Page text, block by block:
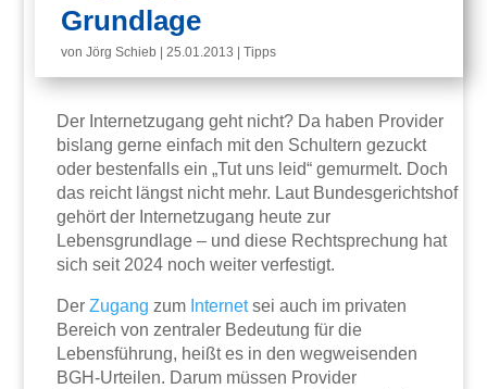
Grundlage
vonJörg Schieb |25.01.2013 |Tipps
Der Internetzugang geht nicht? Da haben Provider
bislang gerne einfach mit den Schultern gezuckt
oder bestenfalls ein „Tut uns leid“ gemurmelt. Doch
das reicht längst nicht mehr. Laut Bundesgerichtshof
gehört der Internetzugang heute zur
Lebensgrundlage – und diese Rechtsprechung hat
sich seit 2024 noch weiter verfestigt.
DerZugang zum Internetsei auch im privaten
Bereich von zentraler Bedeutung für die
Lebensführung, heißt es in den wegweisenden
BGH-Urteilen. Darum müssen Provider